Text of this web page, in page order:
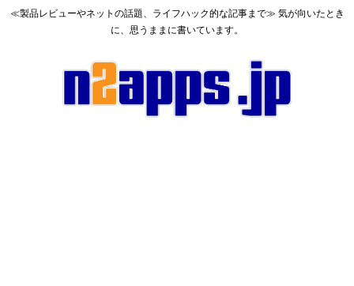
≪製品レビューやネットの話題、ライフハック的な記事まで≫ 気が向いたとき
に、思うままに書いています。